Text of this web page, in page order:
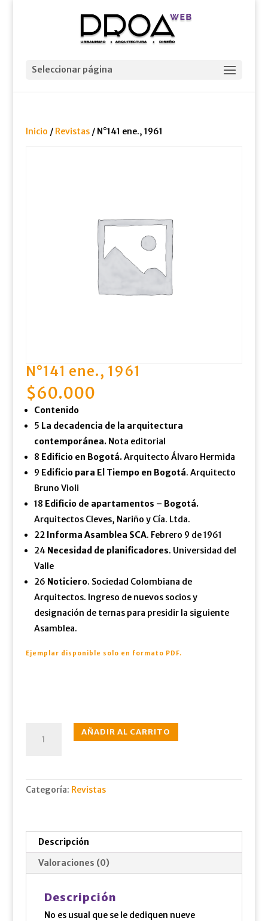
Seleccionar página
Inicio / Revistas/ N°141 ene., 1961
N°141 ene., 1961
$60.000
Contenido
5 La decadencia de la arquitectura
contemporánea. Nota editorial
8 Edificio en Bogotá.Arquitecto Álvaro Hermida
9 Edificio para El Tiempo en Bogotá. Arquitecto
Bruno Violi
18 Edificio de apartamentos – Bogotá.
Arquitectos Cleves, Nariño y Cía. Ltda.
22 Informa Asamblea SCA. Febrero 9 de 1961
24 Necesidad de planificadores. Universidad del
Valle
26 Noticiero. Sociedad Colombiana de
Arquitectos. Ingreso de nuevos socios y
designación de ternas para presidir la siguiente
Asamblea.
Ejemplar disponible solo en formato PDF.
ene.,
AÑADIR AL CARRITO
Categoría: Revistas
Descripción
Valoraciones (0)
Descripción
No es usual que se le dediquen nueve